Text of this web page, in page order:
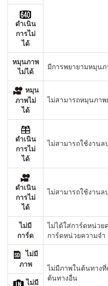
ดำเนิน
การไม่
ได้
หมุนภาพ
ไม่ได้
มีการพยายามหมุน
หมุน
ภาพไม่
ได้
ไม่สามารถหมุนภาพ
ดำเนิน
การไม่
ได้
ไม่สามารถใช้งานล
ดำเนิน
การไม่
ได้
ไม่สามารถใช้งาน
ไม่มี
การ์ด
ไม่ได้ใส่การ์ดหน่วย
การ์ดหน่วยความจำ
ไม่มี
ภาพ
ไม่มีภาพในต้นทางที่
ต้นทางอื่น
ไม่มี